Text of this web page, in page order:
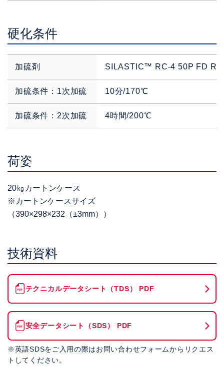
硬化条件
加硫剤 SILASTIC™ RC-4 50P FD
加硫条件：1次加硫 10分/170℃
加硫条件：2次加硫 4時間/200℃
荷姿
20㎏カートンケース
※カートンケースサイズ
（390×298×232（±3mm））
技術資料
テクニカルデータシート（TDS） PDF
安全データシート（SDS） PDF
※英語SDSをご入用の際はお問い合わせフォームからリクエス
トしてください。